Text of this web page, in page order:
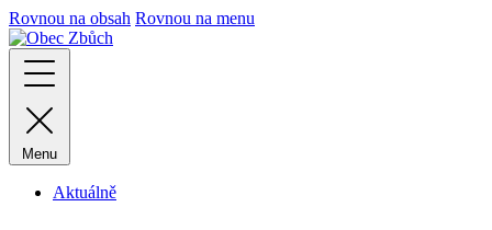
Rovnou na obsah Rovnou na menu
Menu
Aktuálně